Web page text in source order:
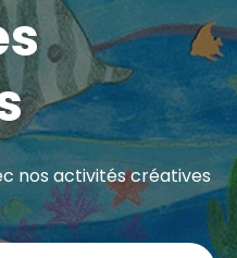
nos activités créatives